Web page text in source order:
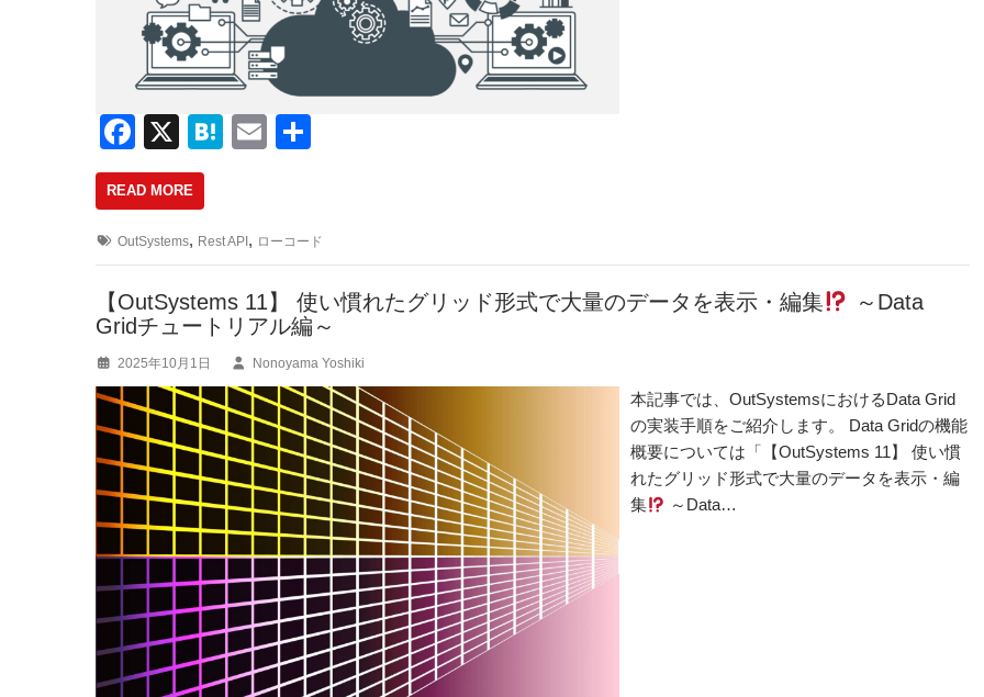
F
a
c
e
b
o
o
k
X
H
n
a
E
READ MORE
OutSystems, Rest API, ローコード
【OutSystems 11】 使い慣れたグリッド形式で大量のデータを表示・編集
～Data
Gridチュートリアル編～
2025年10月1日 Nonoyama Yoshiki
本記事では、OutSystemsにおけるData Grid
の実装手順をご紹介します。 Data Gridの機能
概要については「【OutSystems 11】 使い慣
れたグリッド形式で大量のデータを表示・編
集
～Data…